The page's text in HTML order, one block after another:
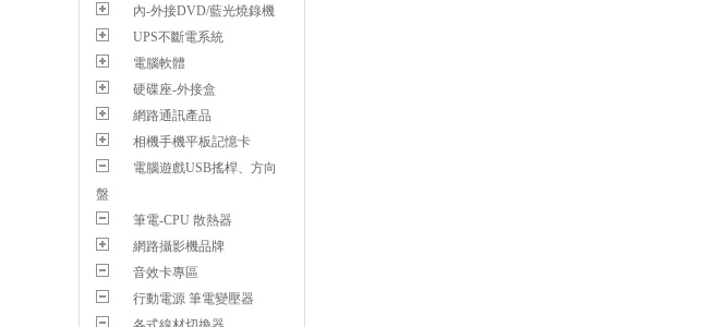
內-外接DVD/藍光燒錄機
UPS不斷電系統
電腦軟體
硬碟座-外接盒
網路通訊產品
相機手機平板記憶卡
電腦遊戲USB搖桿、方向
盤
筆電-CPU 散熱器
網路攝影機品牌
音效卡專區
行動電源 筆電變壓器